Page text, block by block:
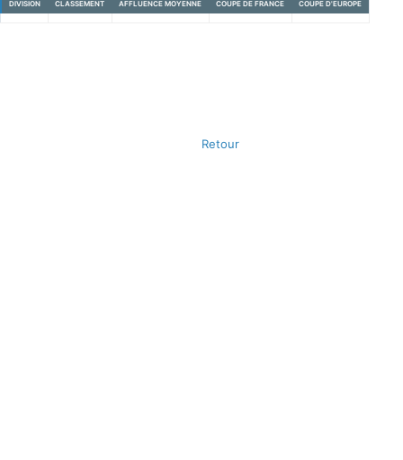
DIVISION CLASSEMENT AFFLUENCE MOYENNE COUPE DE FRANCE COUPE D'EUROPE
Retour